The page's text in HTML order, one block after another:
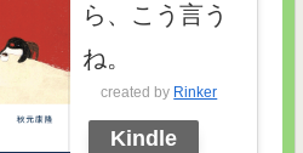
ら、こう言う
ね。
created by Rinker
Kindle